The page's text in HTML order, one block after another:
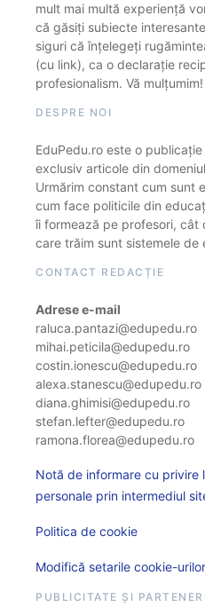
mult mai multă experiență
că găsiți subiecte
siguri că înțelegeți
(cu link), ca o declarație
profesionalism. Vă mulțumim!
DESPRE NOI
EduPedu.ro este o
exclusiv articole din
Urmărim constant cum sunt
cum face politicile din
îi formează pe profesori, cât
care trăim sunt sistemele de
CONTACT REDACȚIE
Adrese e-mail
raluca.pantazi@edupedu.ro
mihai.peticila@edupedu.ro
costin.ionescu@edupedu.ro
alexa.stanescu@edupedu.ro
diana.ghimisi@edupedu.ro
stefan.lefter@edupedu.ro
ramona.florea@edupedu.ro
Notă de informare cu privire
personale prin intermediul
Politica de cookie
Modifică setarile cookie-urilor
PUBLICITATE ȘI